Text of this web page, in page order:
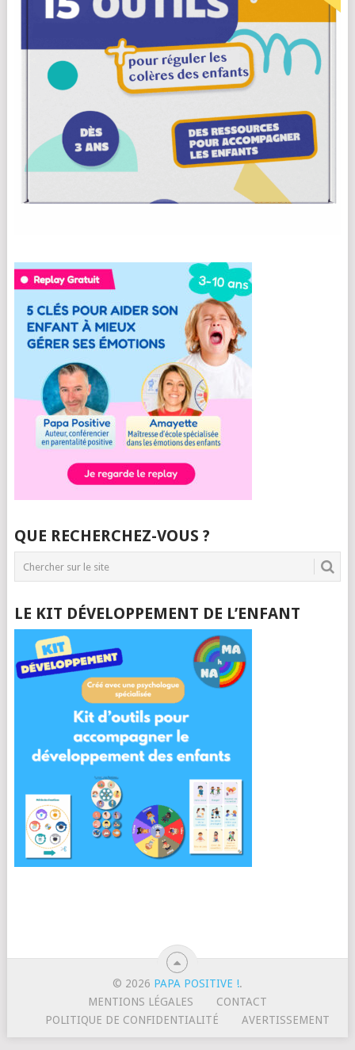
QUE RECHERCHEZ-VOUS ?
LE KIT DÉVELOPPEMENT DE L’ENFANT
© 2026 PAPA POSITIVE !.
MENTIONS LÉGALES
CONTACT
POLITIQUE DE CONFIDENTIALITÉ
AVERTISSEMENT